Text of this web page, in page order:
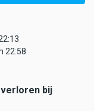
22:58
bij